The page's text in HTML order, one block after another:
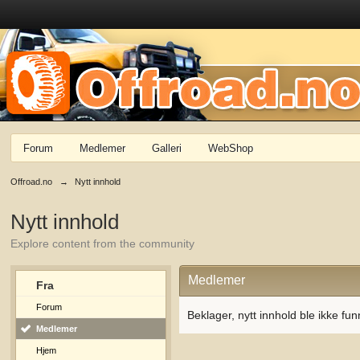
Forum Medlemer Galleri WebShop
Offroad.no → Nytt innhold
Nytt innhold
Explore content from the community
Fra
Forum
Medlemer
Hjem
Medlemer
Beklager, nytt innhold ble ikke